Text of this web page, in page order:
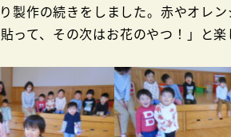
製作の続きをしました。赤やオレ
貼って、その次はお花のやつ！」と